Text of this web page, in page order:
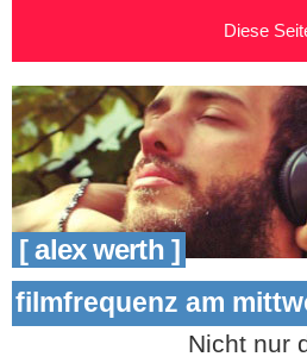
[ alex werth ]
filmfrequenz am
Nicht nur
Diese